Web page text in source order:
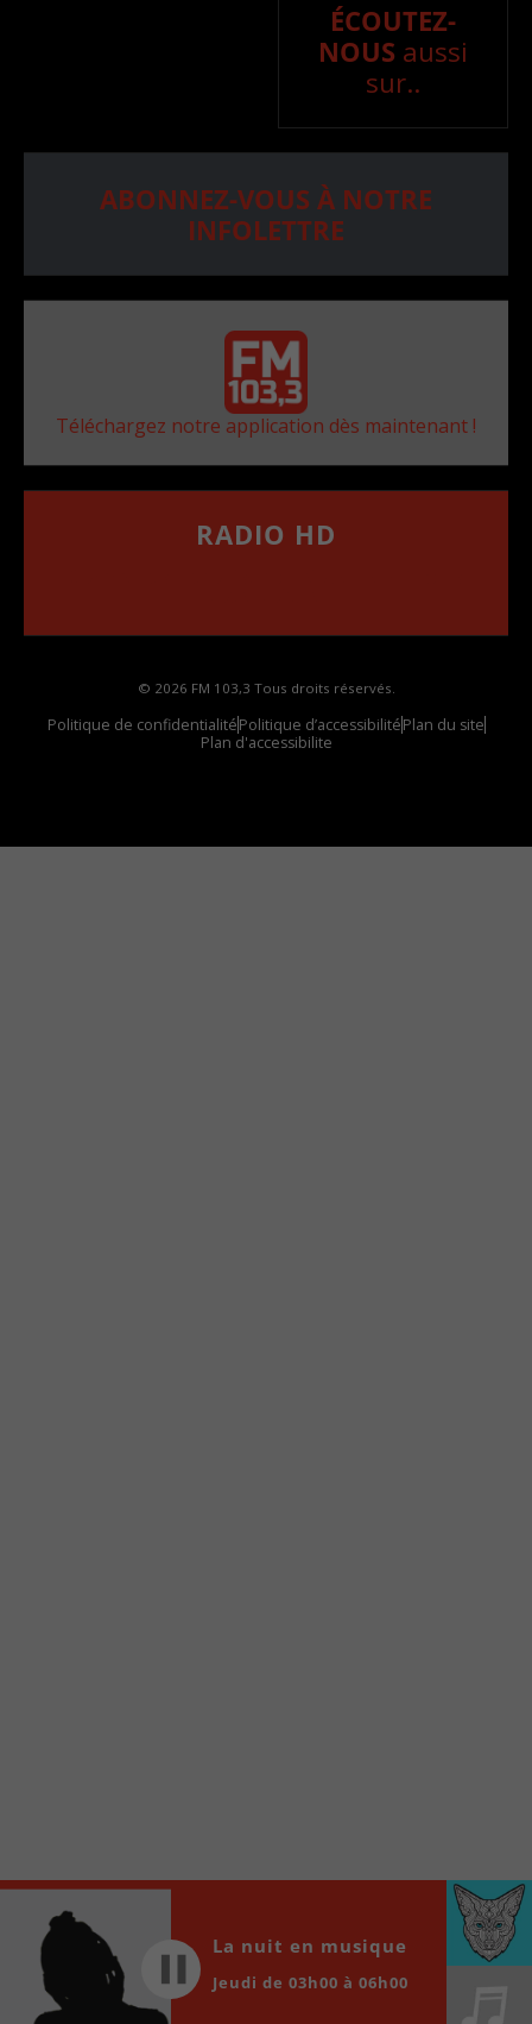
ÉCOUTEZ-
NOUS aussi
sur..
ABONNEZ-VOUS À NOTRE
INFOLETTRE
Téléchargez notre application dès maintenant !
RADIO HD
© 2026 FM 103,3 Tous droits réservés.
Politique de confidentialitéPolitique d’accessibilitéPlan du site
Plan d'accessibilite
Player
00:00
La nuit en musique
Jeudi de 03h00 à 06h00